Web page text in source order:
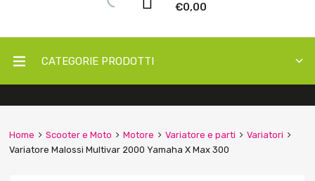
€0,00
CATEGORIE PRODOTTI
Home Scooter e Moto Motore Variatore e parti
Variatori
Variatore Malossi Multivar 2000 Yamaha X Max 300